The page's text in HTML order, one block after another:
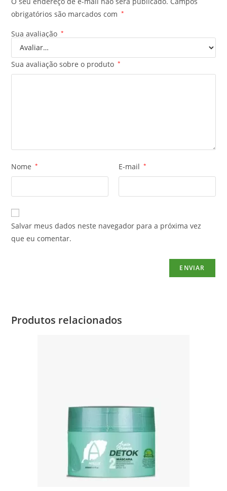
obrigatórios são marcados com
*
Sua avaliação *
Sua avaliação sobre o produto *
Nome * E-mail *
Salvar meus dados neste navegador para a próxima vez
que eu comentar.
Produtos relacionados